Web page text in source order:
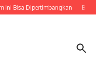
Ini Bisa Dipertimbangkan